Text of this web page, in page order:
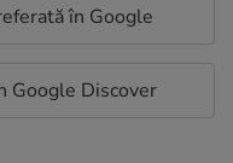
în Google
Google Discover